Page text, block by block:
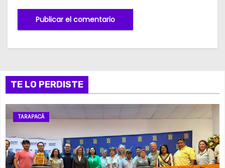
TE LO PERDISTE
TARAPACÁ